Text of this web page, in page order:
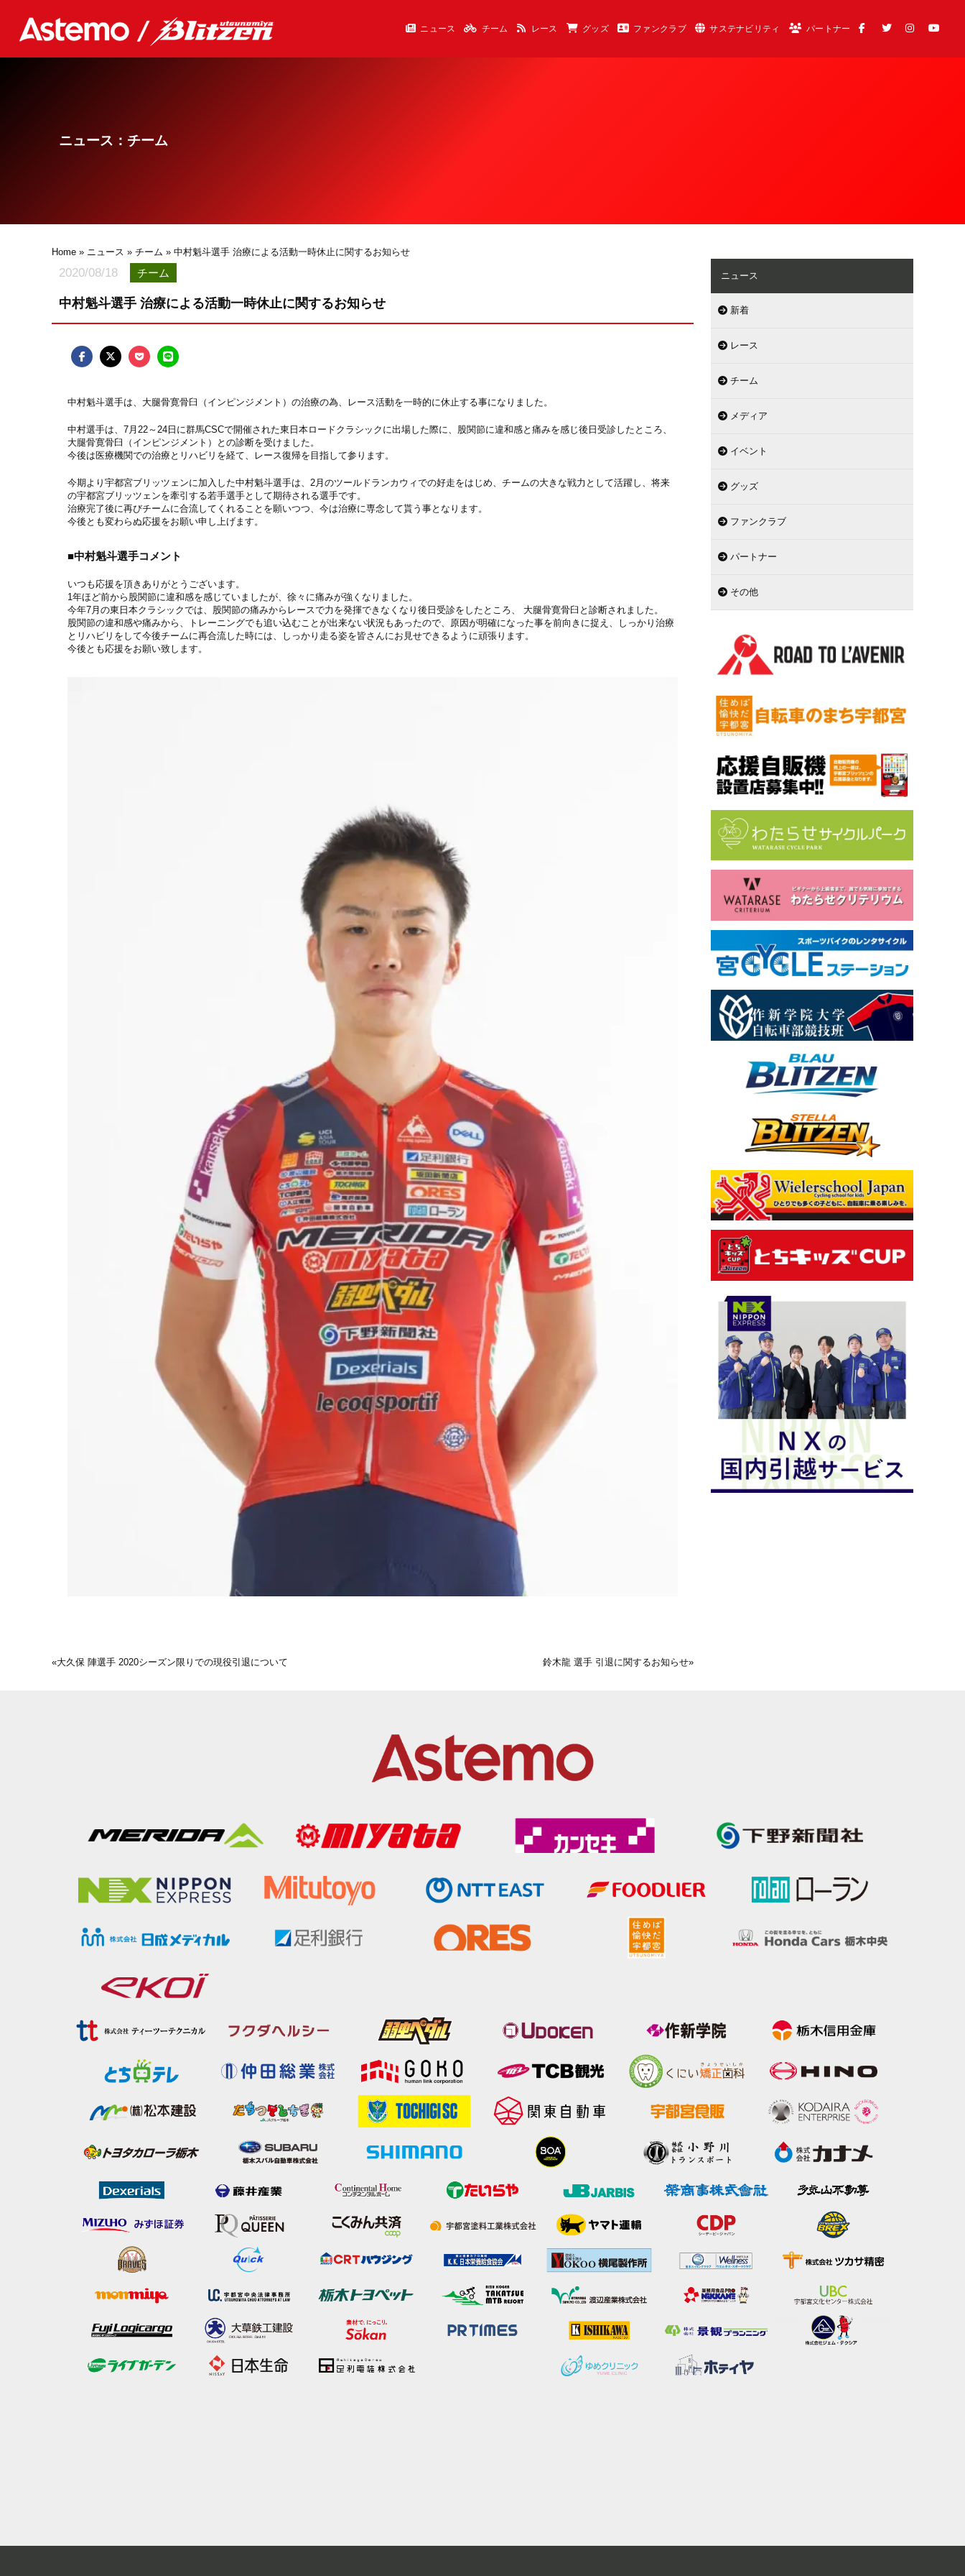
ニュース チーム レース グッズ ファンクラブ サステナビリティ パートナー
ニュース：チーム
Home » ニュース » チーム » 中村魁斗選手 治療による活動一時休止に関するお知らせ
2020/08/18 チーム
中村魁斗選手 治療による活動一時休止に関するお知らせ
中村魁斗選手は、大腿骨寛骨臼（インピンジメント）の治療の為、レース活動を一時的に休止する事になりました。
中村選手は、7月22～24日に群馬CSCで開催された東日本ロードクラシックに出場した際に、股関節に違和感と痛みを感じ後日受診したところ、
大腿骨寛骨臼（インピンジメント）との診断を受けました。
今後は医療機関での治療とリハビリを経て、レース復帰を目指して参ります。
今期より宇都宮ブリッツェンに加入した中村魁斗選手は、2月のツールドランカウィでの好走をはじめ、チームの大きな戦力として活躍し、将来
の宇都宮ブリッツェンを牽引する若手選手として期待される選手です。
治療完了後に再びチームに合流してくれることを願いつつ、今は治療に専念して貰う事となります。
今後とも変わらぬ応援をお願い申し上げます。
■中村魁斗選手コメント
いつも応援を頂きありがとうございます。
1年ほど前から股関節に違和感を感じていましたが、徐々に痛みが強くなりました。
今年7月の東日本クラシックでは、股関節の痛みからレースで力を発揮できなくなり後日受診をしたところ、 大腿骨寛骨臼と診断されました。
股関節の違和感や痛みから、トレーニングでも追い込むことが出来ない状況もあったので、原因が明確になった事を前向きに捉え、しっかり治療
とリハビリをして今後チームに再合流した時には、しっかり走る姿を皆さんにお見せできるように頑張ります。
今後とも応援をお願い致します。
«大久保 陣選手 2020シーズン限りでの現役引退について 鈴木龍 選手 引退に関するお知らせ»
ニュース
新着
レース
チーム
メディア
イベント
グッズ
ファンクラブ
パートナー
その他